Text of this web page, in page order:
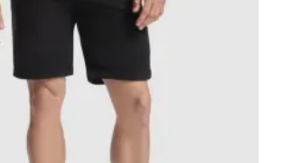
14,50 €